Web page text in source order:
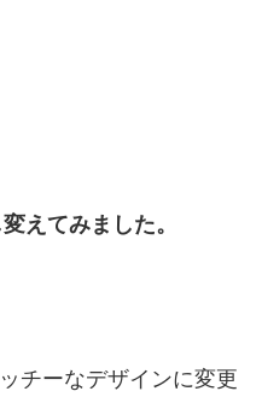
えてみました。
チーなデザインに変更